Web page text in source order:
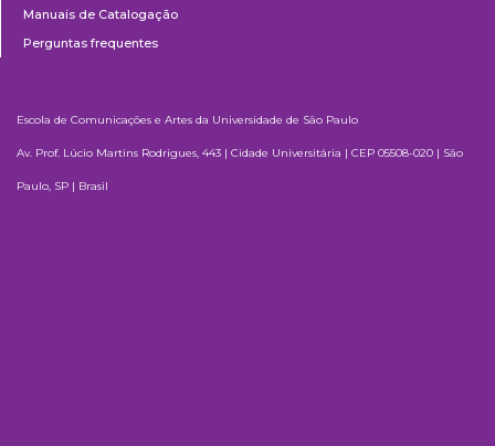
Manuais de Catalogação
Perguntas frequentes
Escola de Comunicações e Artes da Universidade de São Paulo
Av. Prof. Lúcio Martins Rodrigues, 443 | Cidade Universitária | CEP 05508-020 | São
Paulo, SP | Brasil